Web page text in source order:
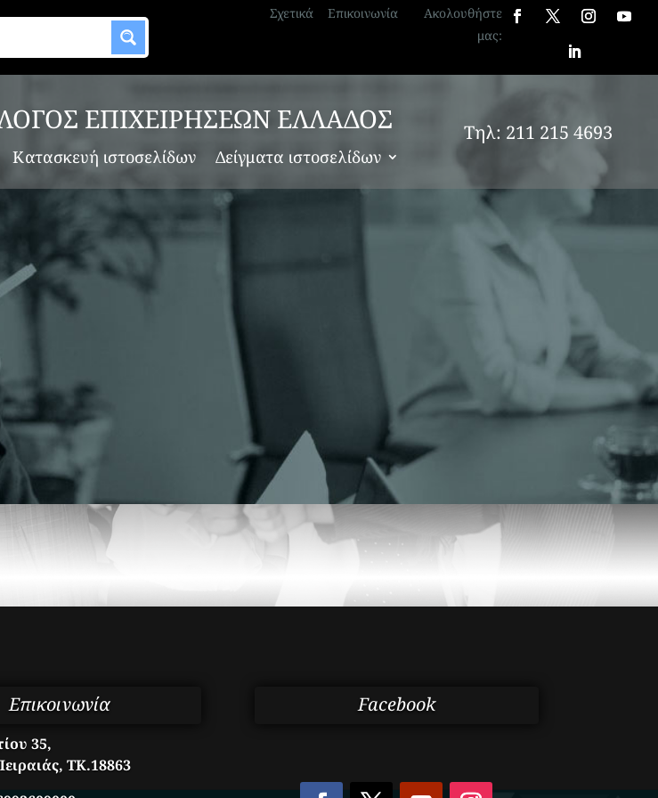
Σχετικά Επικοινωνία
Ακολουθήστε
μας:
ΕΠΙΧΕΙΡΗΣΕΩΝ ΕΛΛΑΔΟΣ
Κατασκευή ιστοσελίδων Δείγματα ιστοσελίδων
Τηλ: 211 215 4693
την αναζήτησή σας, ή χρησιμοποιήστε
Επικοινωνία
35,
ΤΚ.18863
Facebook